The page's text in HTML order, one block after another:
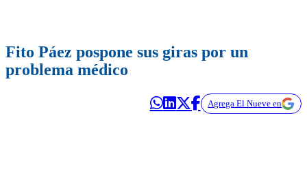
Fito Páez pospone sus giras por un
problema médico
Agrega El Nueve en